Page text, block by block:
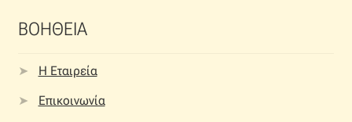
ΒΟΗΘΕΙΑ
Η Εταιρεία
Επικοινωνία